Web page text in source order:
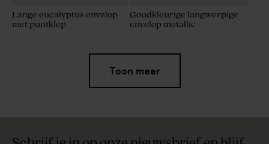
Lange eucalyptus envelop
met puntklep
Goudkleurige langwerpige
envelop metallic
Toon meer